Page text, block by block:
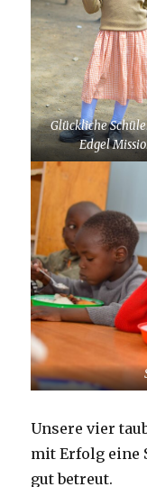
Glückliche
Edgel
Unsere vier
mit Erfolg eine
gut betreut.